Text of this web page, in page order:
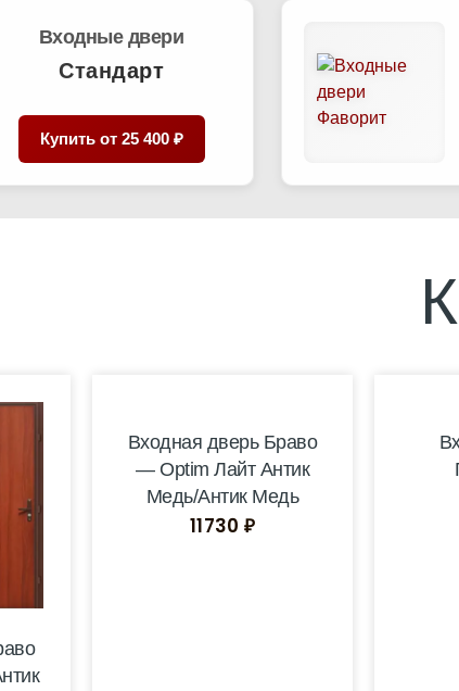
Входные двери
Стандарт
Купить от 25 400 ₽
Входная дверь Браво
— Optim Лайт Антик
Медь/Антик Медь
11730 ₽